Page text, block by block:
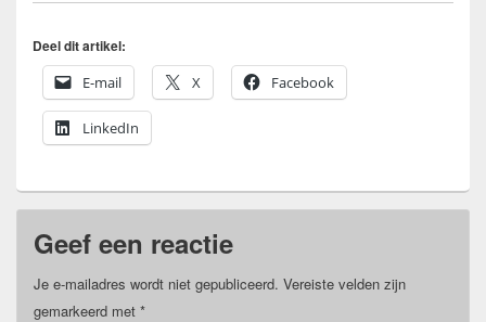
Deel dit artikel:
E-mail
X Facebook
LinkedIn
Geef een reactie
Je e-mailadres wordt niet gepubliceerd. Vereiste velden zijn
gemarkeerd met *